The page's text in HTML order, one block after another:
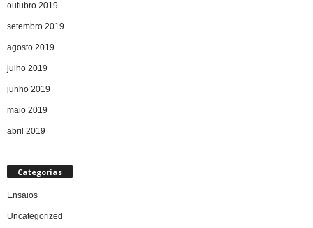
outubro 2019
setembro 2019
agosto 2019
julho 2019
junho 2019
maio 2019
abril 2019
Categorias
Ensaios
Uncategorized